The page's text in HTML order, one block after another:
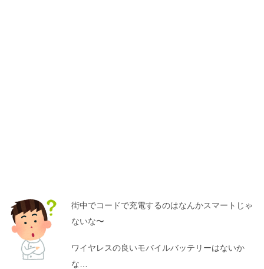
街中でコードで充電するのはなんかスマートじゃ
ないな〜
ワイヤレスの良いモバイルバッテリーはないか
な…